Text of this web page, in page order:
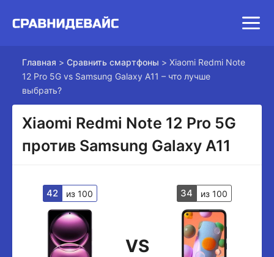
Главная > Сравнить смартфоны > Xiaomi Redmi Note
12 Pro 5G vs Samsung Galaxy A11 – что лучше
выбрать?
Xiaomi Redmi Note 12 Pro 5G
против Samsung Galaxy A11
42 из 100
VS
34 из 100